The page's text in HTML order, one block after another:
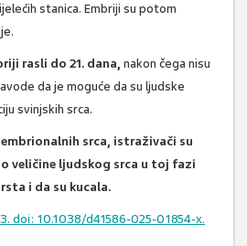
stanica. Embriji su potom
rasli do 21. dana, nakon čega nisu
da je moguće da su ljudske
svinjskih srca.
srca, istraživači su
veličine ljudskog srca u toj fazi
i da su kucala.
doi: 10.1038/d41586-025-01854-x.